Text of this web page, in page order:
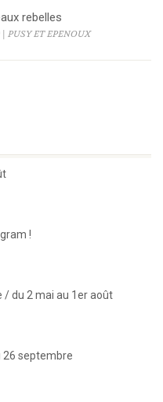
rebelles
PUSY ET EPENOUX
!
/ du 2 mai au 1er août
26 septembre